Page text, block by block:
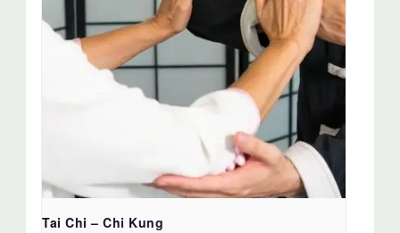
Tai Chi – Chi Kung